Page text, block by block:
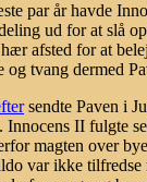
par år havde
ud for at slå
afsted for at
og tvang dermed
sendte Paven i
Innocens II fulgte
magten over
var ikke